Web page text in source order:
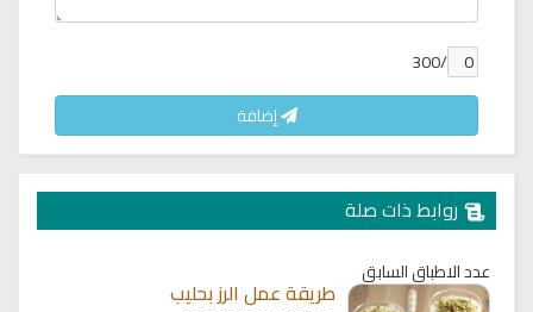
/300
إضافة
روابط ذات صلة
عدد الاطباق السابق
طريقة عمل الرز بحليب